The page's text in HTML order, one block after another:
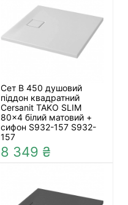
Сет B 450 душовий
піддон квадратний
Cersanit TAKO SLIM
80x4 білий матовий +
сифон S932-157 S932-
157
8 349 ₴